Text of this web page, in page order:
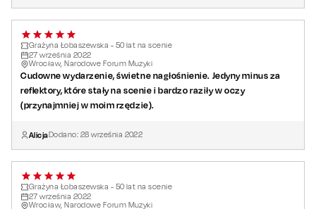
Grażyna Łobaszewska - 50 lat na scenie
27 września 2022
Wrocław, Narodowe Forum Muzyki
Cudowne wydarzenie, świetne nagłośnienie. Jedyny minus za
reflektory, które stały na scenie i bardzo raziły w oczy
(przynajmniej w moim rzędzie).
AlicjaDodano: 28 września 2022
Grażyna Łobaszewska - 50 lat na scenie
27 września 2022
Wrocław, Narodowe Forum Muzyki